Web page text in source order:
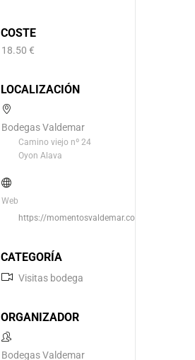
COSTE
18.50 €
LOCALIZACIÓN
Bodegas Valdemar
Camino viejo nº 24
Oyon Alava
Web
https://momentosvaldemar.com/
CATEGORÍA
Visitas bodega
ORGANIZADOR
Bodegas Valdemar